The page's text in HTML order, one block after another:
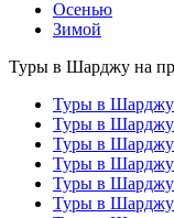
Осенью
Зимой
Туры в Шарджу на
Туры в Шарджу
Туры в
Туры в Шарджу
Туры в Шарджу
Туры в Шарджу
Туры в Шарджу